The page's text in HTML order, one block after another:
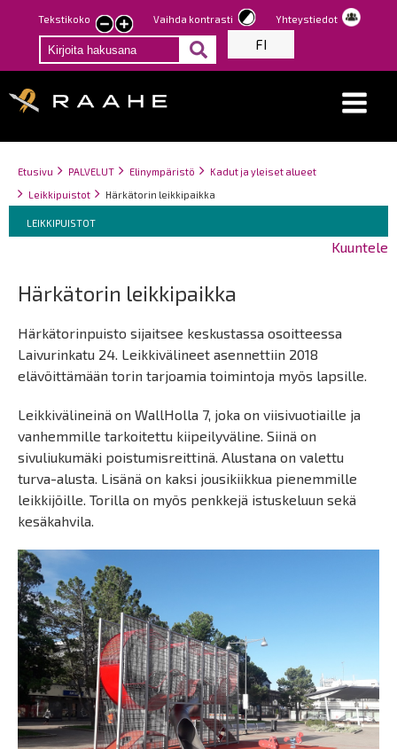
Hyppää
pääsisältöön
Tekstikoko
Pienennä
tekstin
kokoa
Suurenna
tekstin
kokoa
Vaihda kontrasti Yhteystiedot
FI
Breadcrumbs
You
are
Etusivu PALVELUT Elinympäristö
Kadut ja yleiset alueet
Leikkipuistot
Härkätorin leikkipaikka
Breadcrumbs
You
are
LEIKKIPUISTOT
Kuuntele
Härkätorin leikkipaikka
Härkätorinpuisto sijaitsee keskustassa osoitteessa
Laivurinkatu 24. Leikkivälineet asennettiin 2018
elävöittämään torin tarjoamia toimintoja myös lapsille.
Leikkivälineinä on WallHolla 7, joka on viisivuotiaille ja
vanhemmille tarkoitettu kiipeilyväline. Siinä on
sivuliukumäki poistumisreittinä. Alustana on valettu
turva-alusta. Lisänä on kaksi jousikiikkua pienemmille
leikkijöille. Torilla on myös penkkejä istuskeluun sekä
kesäkahvila.